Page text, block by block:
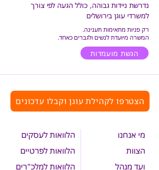
נדרשת ניידות גבוהה, כולל הגעה לפי צורך
למשרדי עוגן בירושלים
רק פניות מתאימות תענינה.
המשרה מיועדת לנשים ולגברים כאחד.
הגשת מועמדות
הצטרפו לקהילת עוגן וקבלו עדכונים
הלוואות לעסקים
הלוואות לפרטיים
הלוואות למלכ"רים
מי אנחנו
הצוות
ועד מנהל